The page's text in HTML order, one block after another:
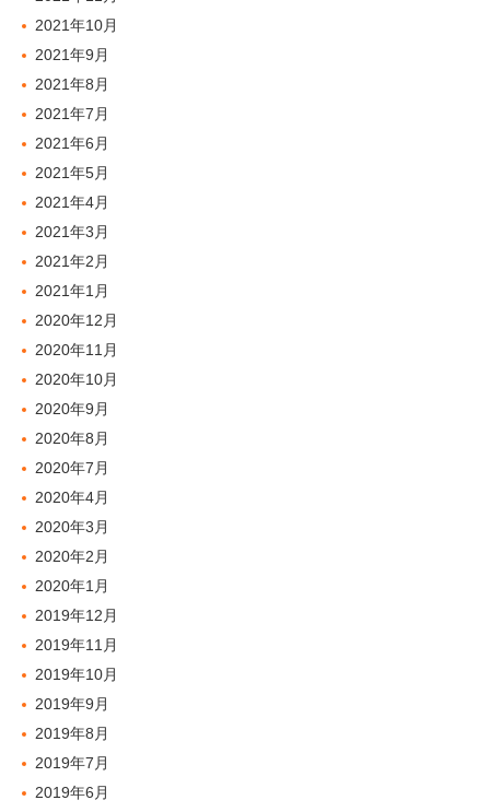
2021年10月
2021年9月
2021年8月
2021年7月
2021年6月
2021年5月
2021年4月
2021年3月
2021年2月
2021年1月
2020年12月
2020年11月
2020年10月
2020年9月
2020年8月
2020年7月
2020年4月
2020年3月
2020年2月
2020年1月
2019年12月
2019年11月
2019年10月
2019年9月
2019年8月
2019年7月
2019年6月